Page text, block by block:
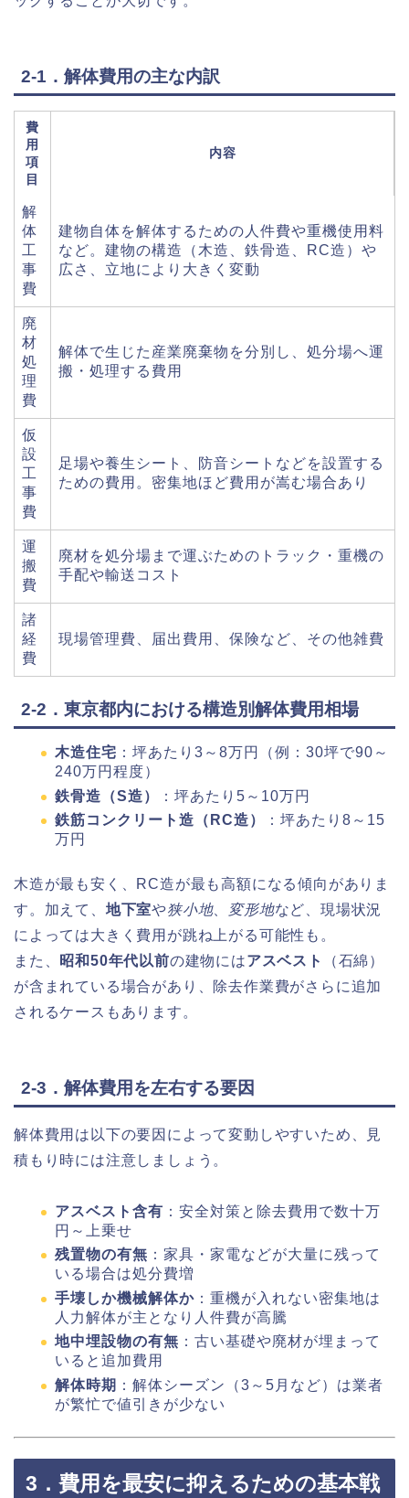
2-1．解体費用の主な内訳
費
用
項
目
内容
解
体
工
事
費
建物自体を解体するための人件費や重機使用料
など。建物の構造（木造、鉄骨造、RC造）や
広さ、立地により大きく変動
廃
材
処
理
費
解体で生じた産業廃棄物を分別し、処分場へ運
搬・処理する費用
仮
設
工
事
費
足場や養生シート、防音シートなどを設置する
ための費用。密集地ほど費用が嵩む場合あり
運
搬
費
廃材を処分場まで運ぶためのトラック・重機の
手配や輸送コスト
諸
経
費
現場管理費、届出費用、保険など、その他雑費
2-2．東京都内における構造別解体費用相場
木造住宅 ：坪あたり3～8万円（例：30坪で90～
240万円程度）
鉄骨造（S造）
：坪あたり5～10万円
鉄筋コンクリート造（RC造）
：坪あたり8～15
万円
木造が最も安く、RC造が最も高額になる傾向がありま
す。加えて、 地下室や狭小地、 変形地など、現場状況
によっては大きく費用が跳ね上がる可能性も。
また、
昭和50年代以前の建物にはアスベスト
（石綿）
が含まれている場合があり、除去作業費がさらに追加
されるケースもあります。
2-3．解体費用を左右する要因
解体費用は以下の要因によって変動しやすいため、見
積もり時には注意しましょう。
アスベスト含有 ：安全対策と除去費用で数十万
円～上乗せ
残置物の有無 ：家具・家電などが大量に残って
いる場合は処分費増
手壊しか機械解体か ：重機が入れない密集地は
人力解体が主となり人件費が高騰
地中埋設物の有無 ：古い基礎や廃材が埋まって
いると追加費用
解体時期 ：解体シーズン（3～5月など）は業者
が繁忙で値引きが少ない
3．費用を最安に抑えるための基本戦